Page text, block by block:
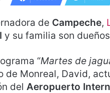
de Campeche,
y su familia son
“Martes de
de Monreal, David,
del Aeropuerto